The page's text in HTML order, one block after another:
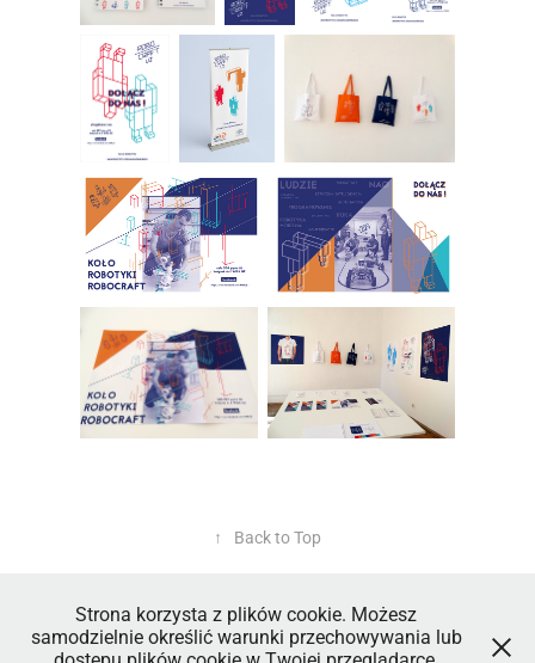
↑ Back to Top
Strona korzysta z plików cookie. Możesz
samodzielnie określić warunki przechowywania lub